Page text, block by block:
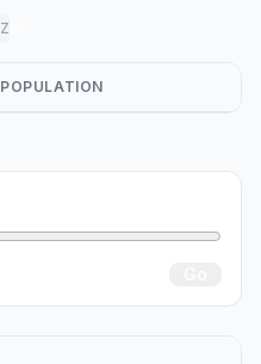
Z
POPULATION